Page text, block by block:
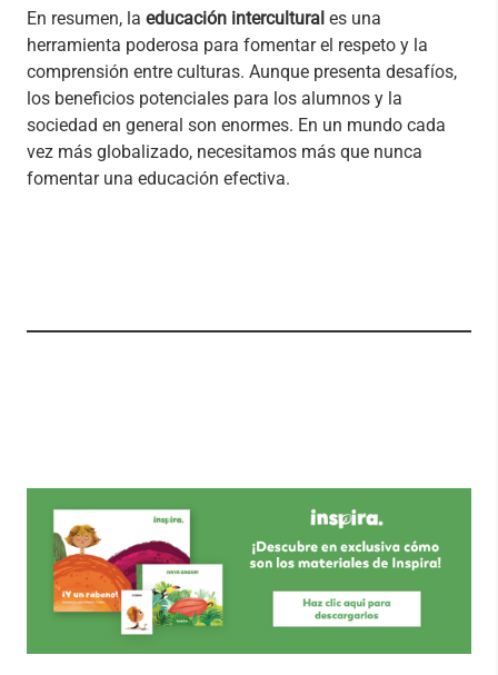
En resumen, la educación intercultural es una
herramienta poderosa para fomentar el respeto y la
comprensión entre culturas. Aunque presenta desafíos,
los beneficios potenciales para los alumnos y la
sociedad en general son enormes. En un mundo cada
vez más globalizado, necesitamos más que nunca
fomentar una educación efectiva.